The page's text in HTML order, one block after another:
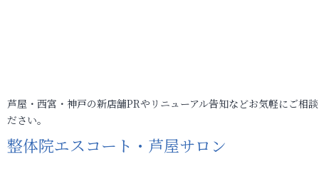
芦屋・西宮・神戸の新店舗PRやリニューアル告知などお気軽にご相
ださい。
整体院エスコート・芦屋サロン